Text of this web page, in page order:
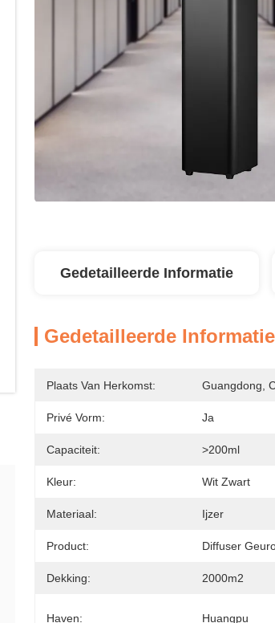
Gedetailleerde Informatie
Gedetailleerde Informatie
Plaats Van Herkomst: Guangdong,
Privé Vorm: Ja
Capaciteit: >200ml
Kleur: Wit Zwart
Materiaal: Ijzer
Product: Diffuser
Dekking: 2000m2
Haven: Huangpu